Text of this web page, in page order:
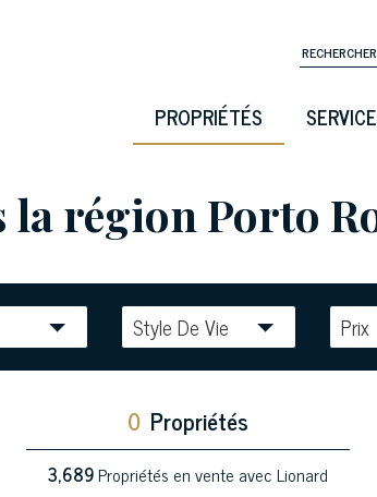
PROPRIÉTÉS
la région Porto
Style De Vie Prix
0 Propriétés
3,689Propriétés en vente avec Lionard